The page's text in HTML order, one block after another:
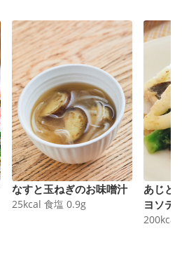
なすと玉ねぎのお味噌汁
25kcal 食塩 0.9g
あじと
ヨソテ
200kcal